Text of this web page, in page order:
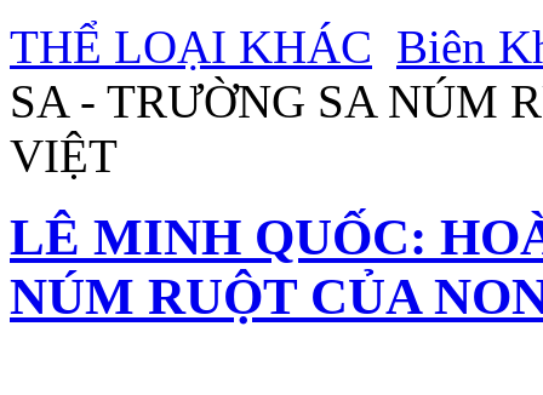
THỂ LOẠI KHÁC Biên
SA - TRƯỜNG SA NÚM
VIỆT
LÊ MINH QUỐC:
NÚM RUỘT CỦA